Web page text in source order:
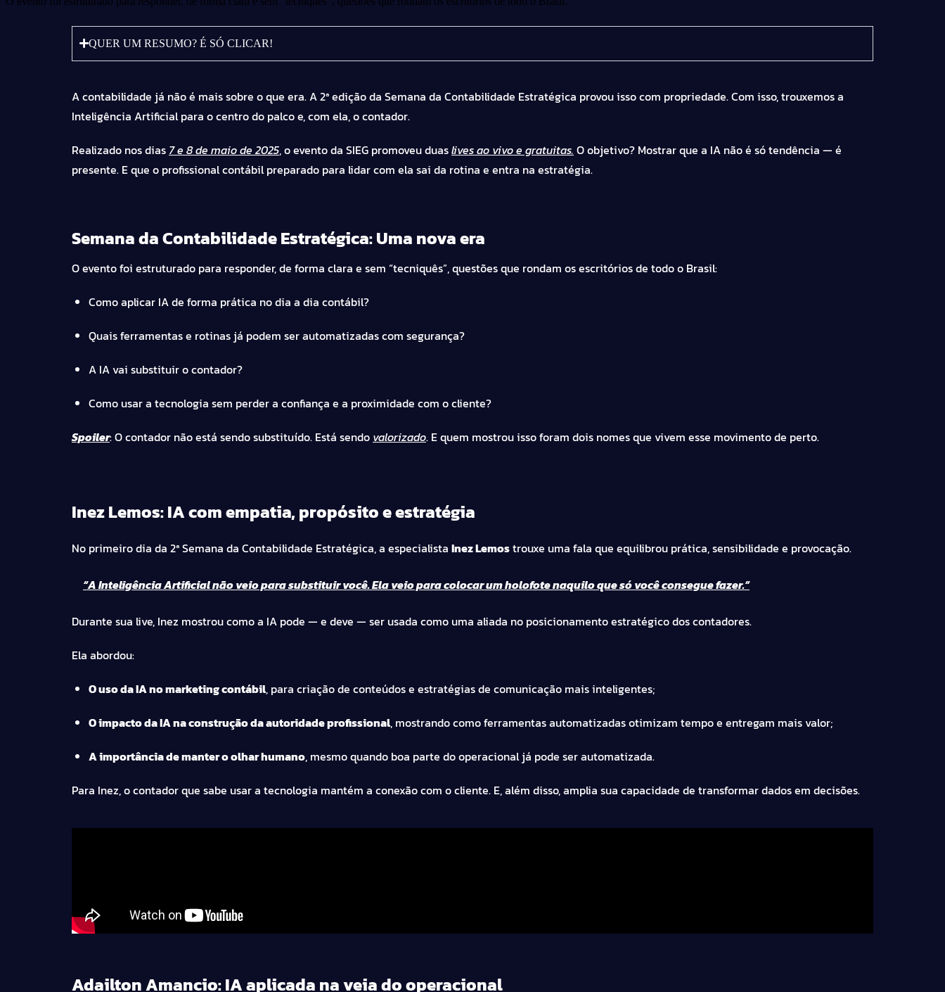
QUER UM RESUMO? É SÓ CLICAR!
A contabilidade já não é mais sobre o que era. A 2ª edição da Semana da Contabilidade Estratégica provou isso com propriedade. Com isso, trouxemos a
Inteligência Artificial para o centro do palco e, com ela, o contador.
Realizado nos dias 7 e 8 de maio de 2025, o evento da SIEG promoveu duaslives ao vivo e gratuitas. O objetivo? Mostrar que a IA não é só tendência — é
presente. E que o profissional contábil preparado para lidar com ela sai da rotina e entra na estratégia.
Semana da Contabilidade Estratégica: Uma nova era
O evento foi estruturado para responder, de forma clara e sem “tecniquês”, questões que rondam os escritórios de todo o Brasil:
Como aplicar IA de forma prática no dia a dia contábil?
Quais ferramentas e rotinas já podem ser automatizadas com segurança?
A IA vai substituir o contador?
Como usar a tecnologia sem perder a confiança e a proximidade com o cliente?
Spoiler: O contador não está sendo substituído. Está sendo valorizado. E quem mostrou isso foram dois nomes que vivem esse movimento de perto.
Inez Lemos: IA com empatia, propósito e estratégia
No primeiro dia da 2ª Semana da Contabilidade Estratégica, a especialista Inez Lemostrouxe uma fala que equilibrou prática, sensibilidade e provocação.
“A Inteligência Artificial não veio para substituir você. Ela veio para colocar um holofote naquilo que só você consegue fazer.”
Durante sua live, Inez mostrou como a IA pode — e deve — ser usada como uma aliada no posicionamento estratégico dos contadores.
Ela abordou:
O uso da IA no marketing contábil, para criação de conteúdos e estratégias de comunicação mais inteligentes;
O impacto da IA na construção da autoridade profissional, mostrando como ferramentas automatizadas otimizam tempo e entregam mais valor;
A importância de manter o olhar humano, mesmo quando boa parte do operacional já pode ser automatizada.
Para Inez, o contador que sabe usar a tecnologia mantém a conexão com o cliente. E, além disso, amplia sua capacidade de transformar dados em decisões.
Adailton Amancio: IA aplicada na veia do operacional